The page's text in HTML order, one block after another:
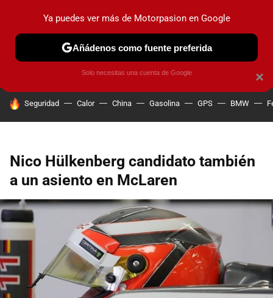
PRUEBAS COCHES ELÉCTRICOS OBSERVATORIO
HOY SE HABLA DE
Seguridad Calor China Gasolina GPS BMW
Nico Hülkenberg candidato también
a un asiento en McLaren
×
Ya puedes ver más de Motorpasion en Google
Añádenos como fuente preferida
Solo necesitas una cuenta de Google